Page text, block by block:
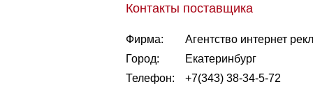
Контакты поставщика
Фирма:
Агентство интернет
Город:
Екатеринбург
Телефон:
+7(343) 38-34-5-72